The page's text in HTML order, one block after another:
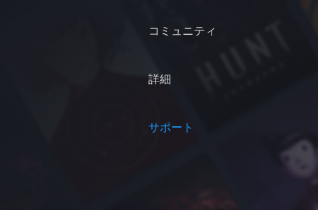
コミュニティ
詳細
サポート